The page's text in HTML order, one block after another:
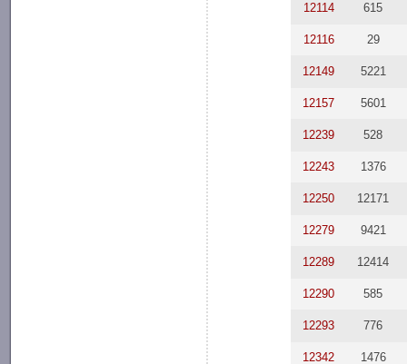
12114 615
12116 29
12149 5221
12157 5601
12239 528
12243 1376
12250 12171
12279 9421
12289 12414
12290 585
12293 776
12342 1476